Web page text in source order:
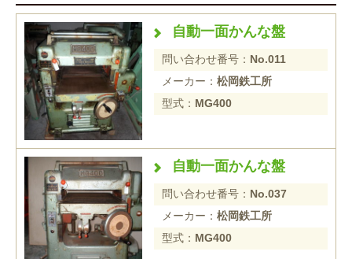
自動一面かんな盤
問い合わせ番号： No.011
メーカー： 松岡鉄工所
型式： MG400
自動一面かんな盤
問い合わせ番号： No.037
メーカー： 松岡鉄工所
型式： MG400